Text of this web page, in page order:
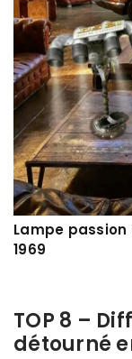
Lampe passion
1969
TOP 8 –
détourné